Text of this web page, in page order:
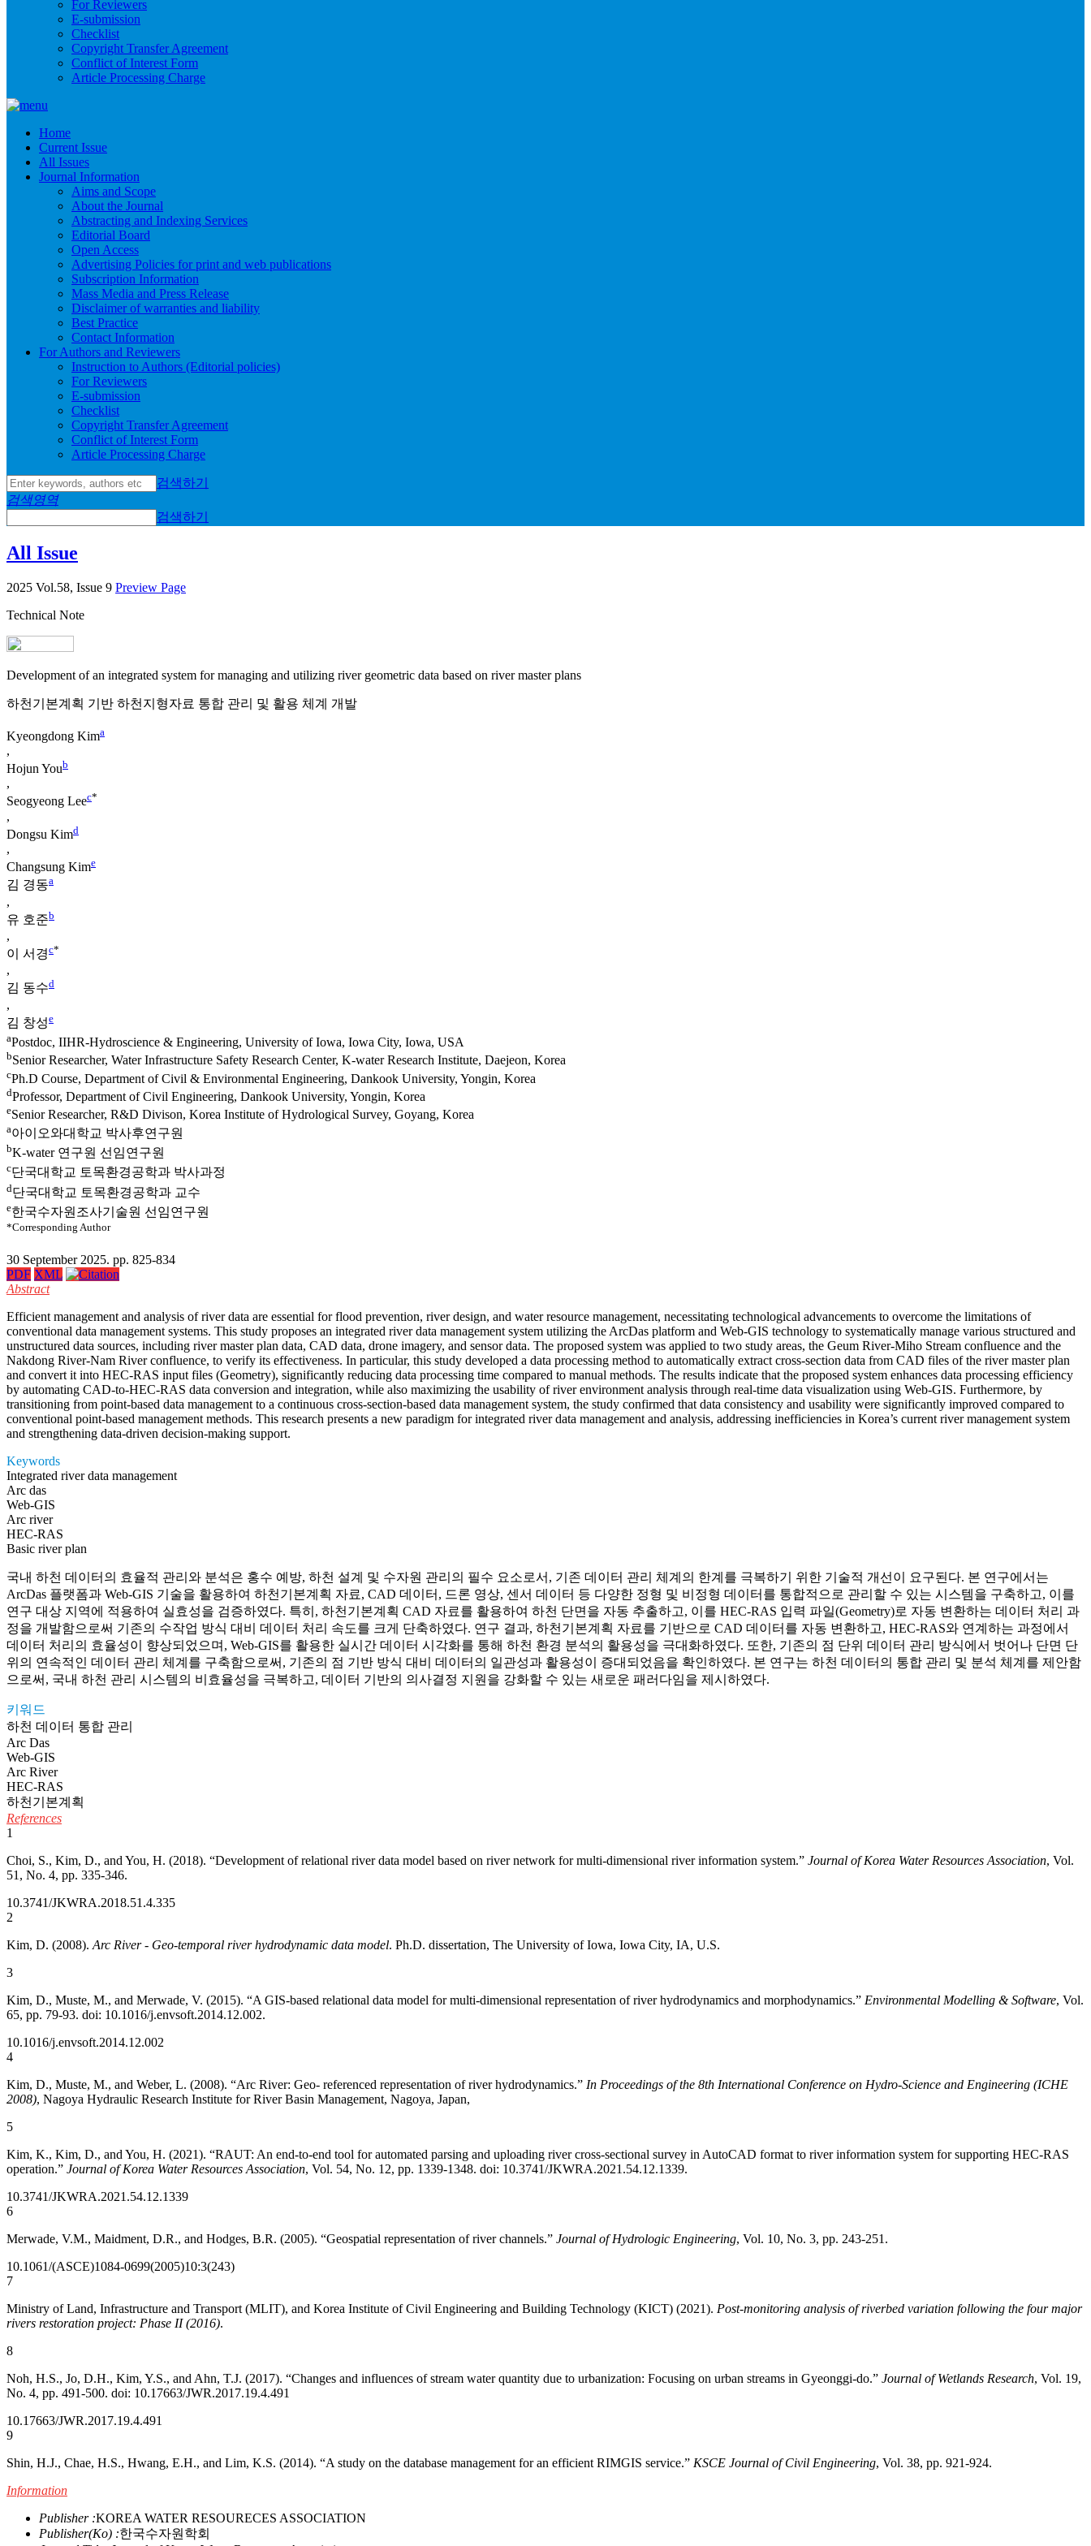
For Reviewers
E-submission
Checklist
Copyright Transfer Agreement
Conflict of Interest Form
Article Processing Charge
Home
Current Issue
All Issues
Journal Information
Aims and Scope
About the Journal
Abstracting and Indexing Services
Editorial Board
Open Access
Advertising Policies for print and web publications
Subscription Information
Mass Media and Press Release
Disclaimer of warranties and liability
Best Practice
Contact Information
For Authors and Reviewers
Instruction to Authors (Editorial policies)
For Reviewers
E-submission
Checklist
Copyright Transfer Agreement
Conflict of Interest Form
Article Processing Charge
검색하기
검색영역
검색하기
All Issue
2025 Vol.58, Issue 9 Preview Page
Technical Note
Development of an integrated system for managing and utilizing river geometric data based on river master plans
하천기본계획 기반 하천지형자료 통합 관리 및 활용 체계 개발
Kyeongdong Kima
,
Hojun Youb
,
Seogyeong Leec*
,
Dongsu Kimd
,
Changsung Kime
김 경동a
,
유 호준b
,
이 서경c*
,
김 동수d
,
김 창성e
aPostdoc, IIHR-Hydroscience & Engineering, University of Iowa, Iowa City, Iowa, USA
bSenior Researcher, Water Infrastructure Safety Research Center, K-water Research Institute, Daejeon, Korea
cPh.D Course, Department of Civil & Environmental Engineering, Dankook University, Yongin, Korea
dProfessor, Department of Civil Engineering, Dankook University, Yongin, Korea
eSenior Researcher, R&D Divison, Korea Institute of Hydrological Survey, Goyang, Korea
a아이오와대학교 박사후연구원
bK-water 연구원 선임연구원
c단국대학교 토목환경공학과 박사과정
d단국대학교 토목환경공학과 교수
e한국수자원조사기술원 선임연구원
*Corresponding Author
30 September 2025. pp. 825-834
PDF XML
Abstract
Efficient management and analysis of river data are essential for flood prevention, river design, and water resource management, necessitating technological advancements to overcome the limitations of
conventional data management systems. This study proposes an integrated river data management system utilizing the ArcDas platform and Web-GIS technology to systematically manage various structured and
unstructured data sources, including river master plan data, CAD data, drone imagery, and sensor data. The proposed system was applied to two study areas, the Geum River-Miho Stream confluence and the
Nakdong River-Nam River confluence, to verify its effectiveness. In particular, this study developed a data processing method to automatically extract cross-section data from CAD files of the river master plan
and convert it into HEC-RAS input files (Geometry), significantly reducing data processing time compared to manual methods. The results indicate that the proposed system enhances data processing efficiency
by automating CAD-to-HEC-RAS data conversion and integration, while also maximizing the usability of river environment analysis through real-time data visualization using Web-GIS. Furthermore, by
transitioning from point-based data management to a continuous cross-section-based data management system, the study confirmed that data consistency and usability were significantly improved compared to
conventional point-based management methods. This research presents a new paradigm for integrated river data management and analysis, addressing inefficiencies in Korea’s current river management system
and strengthening data-driven decision-making support.
Keywords
Integrated river data management
Arc das
Web-GIS
Arc river
HEC-RAS
Basic river plan
국내 하천 데이터의 효율적 관리와 분석은 홍수 예방, 하천 설계 및 수자원 관리의 필수 요소로서, 기존 데이터 관리 체계의 한계를 극복하기 위한 기술적 개선이 요구된다. 본 연구에서는
ArcDas 플랫폼과 Web-GIS 기술을 활용하여 하천기본계획 자료, CAD 데이터, 드론 영상, 센서 데이터 등 다양한 정형 및 비정형 데이터를 통합적으로 관리할 수 있는 시스템을 구축하고, 이를
연구 대상 지역에 적용하여 실효성을 검증하였다. 특히, 하천기본계획 CAD 자료를 활용하여 하천 단면을 자동 추출하고, 이를 HEC-RAS 입력 파일(Geometry)로 자동 변환하는 데이터 처리 과
정을 개발함으로써 기존의 수작업 방식 대비 데이터 처리 속도를 크게 단축하였다. 연구 결과, 하천기본계획 자료를 기반으로 CAD 데이터를 자동 변환하고, HEC-RAS와 연계하는 과정에서
데이터 처리의 효율성이 향상되었으며, Web-GIS를 활용한 실시간 데이터 시각화를 통해 하천 환경 분석의 활용성을 극대화하였다. 또한, 기존의 점 단위 데이터 관리 방식에서 벗어나 단면 단
위의 연속적인 데이터 관리 체계를 구축함으로써, 기존의 점 기반 방식 대비 데이터의 일관성과 활용성이 증대되었음을 확인하였다. 본 연구는 하천 데이터의 통합 관리 및 분석 체계를 제안함
으로써, 국내 하천 관리 시스템의 비효율성을 극복하고, 데이터 기반의 의사결정 지원을 강화할 수 있는 새로운 패러다임을 제시하였다.
키워드
하천 데이터 통합 관리
Arc Das
Web-GIS
Arc River
HEC-RAS
하천기본계획
References
1
Choi, S., Kim, D., and You, H. (2018). “Development of relational river data model based on river network for multi-dimensional river information system.” Journal of Korea Water Resources Association, Vol.
51, No. 4, pp. 335-346.
10.3741/JKWRA.2018.51.4.335
2
Kim, D. (2008). Arc River - Geo-temporal river hydrodynamic data model. Ph.D. dissertation, The University of Iowa, Iowa City, IA, U.S.
3
Kim, D., Muste, M., and Merwade, V. (2015). “A GIS-based relational data model for multi-dimensional representation of river hydrodynamics and morphodynamics.” Environmental Modelling & Software, Vol.
65, pp. 79-93. doi: 10.1016/j.envsoft.2014.12.002.
10.1016/j.envsoft.2014.12.002
4
Kim, D., Muste, M., and Weber, L. (2008). “Arc River: Geo- referenced representation of river hydrodynamics.” In Proceedings of the 8th International Conference on Hydro-Science and Engineering (ICHE
2008), Nagoya Hydraulic Research Institute for River Basin Management, Nagoya, Japan,
5
Kim, K., Kim, D., and You, H. (2021). “RAUT: An end-to-end tool for automated parsing and uploading river cross-sectional survey in AutoCAD format to river information system for supporting HEC-RAS
operation.” Journal of Korea Water Resources Association, Vol. 54, No. 12, pp. 1339-1348. doi: 10.3741/JKWRA.2021.54.12.1339.
10.3741/JKWRA.2021.54.12.1339
6
Merwade, V.M., Maidment, D.R., and Hodges, B.R. (2005). “Geospatial representation of river channels.” Journal of Hydrologic Engineering, Vol. 10, No. 3, pp. 243-251.
10.1061/(ASCE)1084-0699(2005)10:3(243)
7
Ministry of Land, Infrastructure and Transport (MLIT), and Korea Institute of Civil Engineering and Building Technology (KICT) (2021). Post-monitoring analysis of riverbed variation following the four major
rivers restoration project: Phase II (2016).
8
Noh, H.S., Jo, D.H., Kim, Y.S., and Ahn, T.J. (2017). “Changes and influences of stream water quantity due to urbanization: Focusing on urban streams in Gyeonggi-do.” Journal of Wetlands Research, Vol. 19,
No. 4, pp. 491-500. doi: 10.17663/JWR.2017.19.4.491
10.17663/JWR.2017.19.4.491
9
Shin, H.J., Chae, H.S., Hwang, E.H., and Lim, K.S. (2014). “A study on the database management for an efficient RIMGIS service.” KSCE Journal of Civil Engineering, Vol. 38, pp. 921-924.
Information
Publisher :KOREA WATER RESOURECES ASSOCIATION
Publisher(Ko) :한국수자원학회